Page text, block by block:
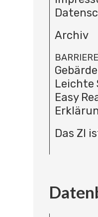
Archiv
Leichte
Easy
Das ZI